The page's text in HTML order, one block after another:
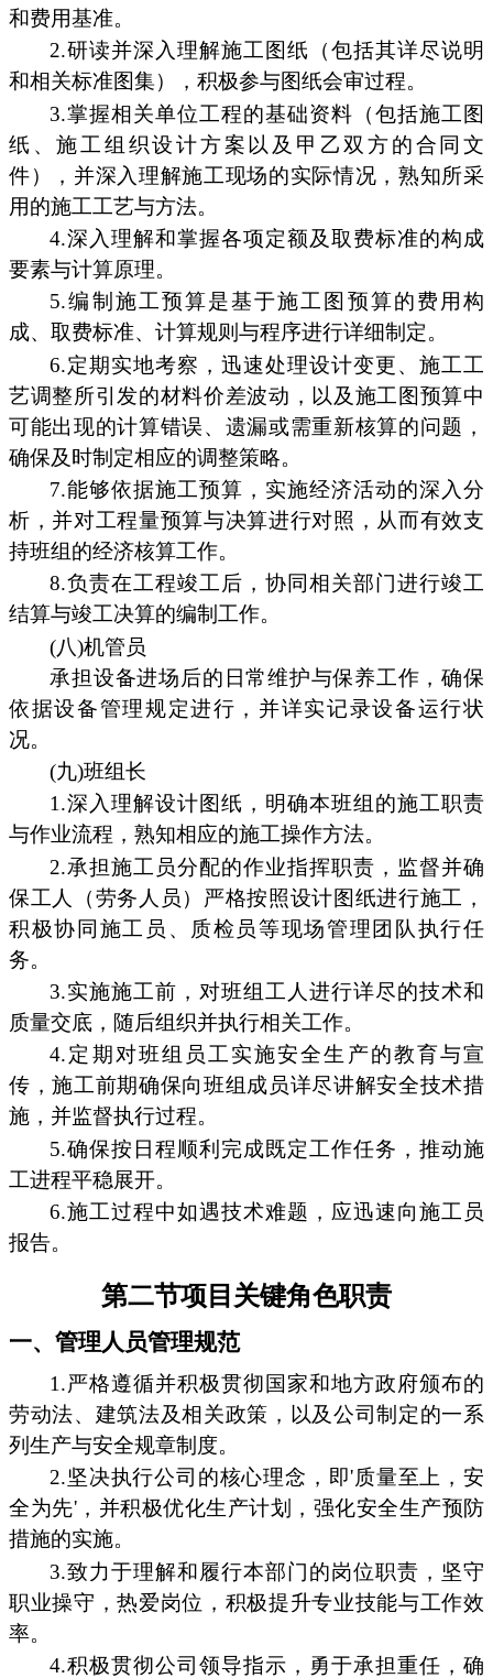
和费用基准。
2.研读并深入理解施工图纸（包括其详尽说明
和相关标准图集），积极参与图纸会审过程。
3.掌握相关单位工程的基础资料（包括施工图
纸、施工组织设计方案以及甲乙双方的合同文
件），并深入理解施工现场的实际情况，熟知所采
用的施工工艺与方法。
4.深入理解和掌握各项定额及取费标准的构成
要素与计算原理。
5.编制施工预算是基于施工图预算的费用构
成、取费标准、计算规则与程序进行详细制定。
6.定期实地考察，迅速处理设计变更、施工工
艺调整所引发的材料价差波动，以及施工图预算中
可能出现的计算错误、遗漏或需重新核算的问题，
确保及时制定相应的调整策略。
7.能够依据施工预算，实施经济活动的深入分
析，并对工程量预算与决算进行对照，从而有效支
持班组的经济核算工作。
8.负责在工程竣工后，协同相关部门进行竣工
结算与竣工决算的编制工作。
(八)机管员
承担设备进场后的日常维护与保养工作，确保
依据设备管理规定进行，并详实记录设备运行状
况。
(九)班组长
1.深入理解设计图纸，明确本班组的施工职责
与作业流程，熟知相应的施工操作方法。
2.承担施工员分配的作业指挥职责，监督并确
保工人（劳务人员）严格按照设计图纸进行施工，
积极协同施工员、质检员等现场管理团队执行任
务。
3.实施施工前，对班组工人进行详尽的技术和
质量交底，随后组织并执行相关工作。
4.定期对班组员工实施安全生产的教育与宣
传，施工前期确保向班组成员详尽讲解安全技术措
施，并监督执行过程。
5.确保按日程顺利完成既定工作任务，推动施
工进程平稳展开。
6.施工过程中如遇技术难题，应迅速向施工员
报告。
第二节项目关键角色职责
一、管理人员管理规范
1.严格遵循并积极贯彻国家和地方政府颁布的
劳动法、建筑法及相关政策，以及公司制定的一系
列生产与安全规章制度。
2.坚决执行公司的核心理念，即'质量至上，安
全为先'，并积极优化生产计划，强化安全生产预防
措施的实施。
3.致力于理解和履行本部门的岗位职责，坚守
职业操守，热爱岗位，积极提升专业技能与工作效
率。
4.积极贯彻公司领导指示，勇于承担重任，确